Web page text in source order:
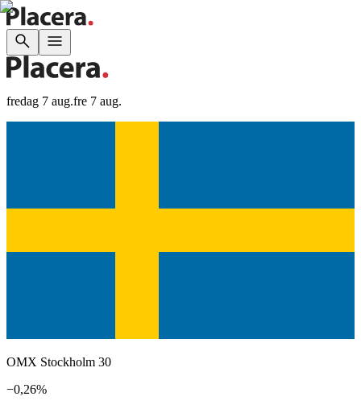
fredag 7 aug.fre 7 aug.
OMX Stockholm 30
−0,26%